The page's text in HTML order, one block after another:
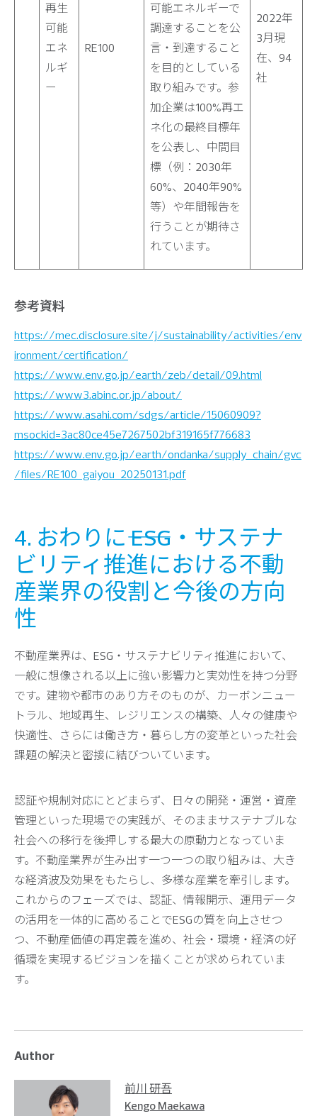
再生
可能
エネ
ルギ
ー
RE100
可能エネルギーで
調達することを公
言・到達すること
を目的としている
取り組みです。参
加企業は100%再エ
ネ化の最終目標年
を公表し、中間目
標（例：2030年
60%、2040年90%
等）や年間報告を
行うことが期待さ
れています。
2022年
3月現
在、94
社
参考資料
https://mec.disclosure.site/j/sustainability/activities/env
ironment/certification/
https://www.env.go.jp/earth/zeb/detail/09.html
https://www3.abinc.or.jp/about/
https://www.asahi.com/sdgs/article/15060909?
msockid=3ac80ce45e7267502bf319165f776683
https://www.env.go.jp/earth/ondanka/supply_chain/gvc
/files/RE100_gaiyou_20250131.pdf
4. おわりに―― ESG・サステナ
ビリティ推進における不動
産業界の役割と今後の方向
性
不動産業界は、ESG・サステナビリティ推進において、
一般に想像される以上に強い影響力と実効性を持つ分野
です。建物や都市のあり方そのものが、カーボンニュー
トラル、地域再生、レジリエンスの構築、人々の健康や
快適性、さらには働き方・暮らし方の変革といった社会
課題の解決と密接に結びついています。
認証や規制対応にとどまらず、日々の開発・運営・資産
管理といった現場での実践が、そのままサステナブルな
社会への移行を後押しする最大の原動力となっていま
す。不動産業界が生み出す一つ一つの取り組みは、大き
な経済波及効果をもたらし、多様な産業を牽引します。
これからのフェーズでは、認証、情報開示、運用データ
の活用を一体的に高めることでESGの質を向上させつ
つ、不動産価値の再定義を進め、社会・環境・経済の好
循環を実現するビジョンを描くことが求められていま
す。
Author
前川 研吾
Kengo Maekawa